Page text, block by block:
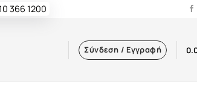
366 1200
Σύνδεση / Εγγραφή